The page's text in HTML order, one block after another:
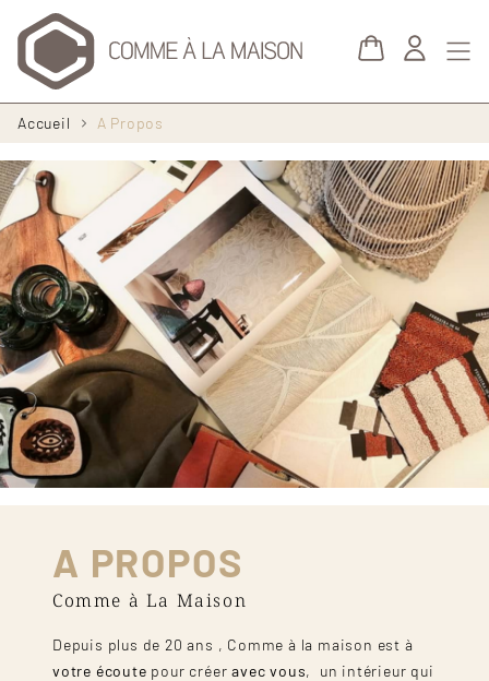
Fil
d'Ariane
Accueil A Propos
A PROPOS
Comme à La Maison
Depuis plus de 20 ans , Comme à la maison est à
votre écoute pour créeravec vous, un intérieur qui